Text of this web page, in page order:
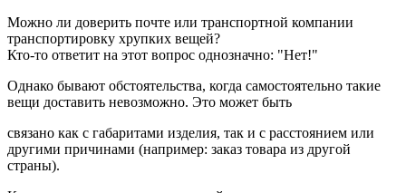
Можно ли доверить почте или транспортной компании
транспортировку хрупких вещей?
Кто-то ответит на этот вопрос однозначно: "Нет!"
Однако бывают обстоятельства, когда самостоятельно такие
вещи доставить невозможно. Это может быть
связано как с габаритами изделия, так и с расстоянием или
другими причинами (например: заказ товара из другой
страны).